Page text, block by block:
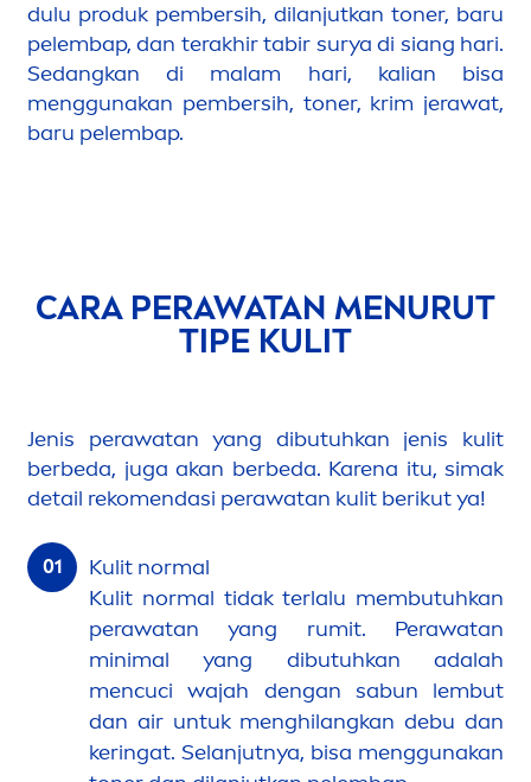
dulu produk pembersih, dilanjutkan toner, baru
pelembap, dan terakhir tabir surya di siang hari.
Sedangkan di malam hari, kalian bisa
menggunakan pembersih, toner, krim jerawat,
baru pelembap.
CARA PERAWATAN MENURUT
TIPE KULIT
Jenis perawatan yang dibutuhkan jenis kulit
berbeda, juga akan berbeda. Karena itu, simak
detail rekomendasi perawatan kulit berikut ya!
Kulit normal
Kulit normal tidak terlalu membutuhkan
perawatan yang rumit. Perawatan
minimal yang dibutuhkan adalah
mencuci wajah dengan sabun lembut
dan air untuk menghilangkan debu dan
keringat. Selanjutnya, bisa menggunakan